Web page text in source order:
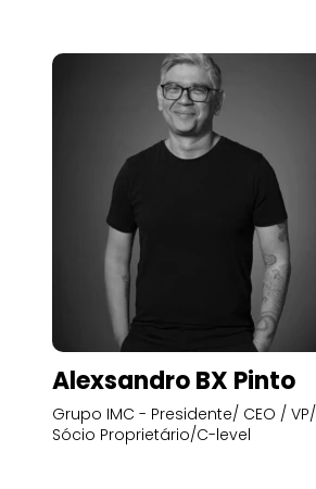
Alexsandro BX Pinto
Grupo IMC - Presidente/ CEO / VP/
Sócio Proprietário/C-level